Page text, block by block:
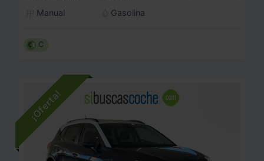
Manual
Gasolina
C